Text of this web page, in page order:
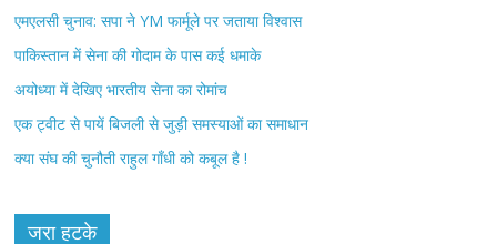
एमएलसी चुनाव: सपा ने YM फार्मूले पर जताया विश्वास
पाकिस्तान में सेना की गोदाम के पास कई धमाके
अयोध्या में देखिए भारतीय सेना का रोमांच
एक ट्वीट से पायें बिजली से जुड़ी समस्याओं का समाधान
क्या संघ की चुनौती राहुल गाँधी को कबूल है !
जरा हटके